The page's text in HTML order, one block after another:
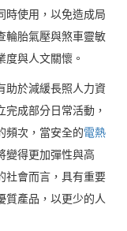
時使用，以免造成局
輪胎氣壓與煞車靈敏
與人文關懷。
助於減緩長照人力資
完成部分日常活動，
頻次，當安全的電熱
變得更加彈性與高
社會而言，具有重要
質產品，以更少的人